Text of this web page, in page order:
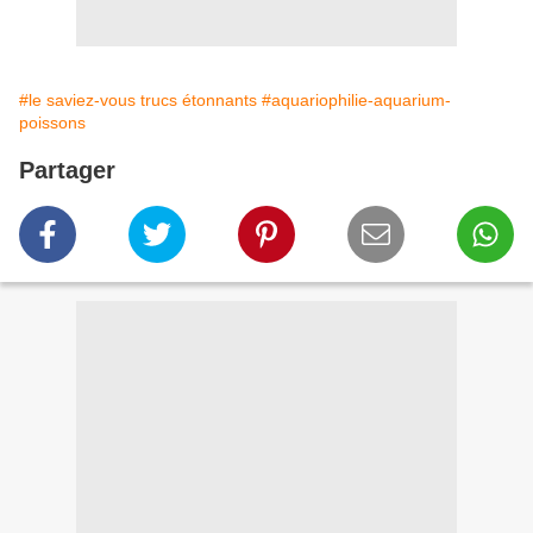
#le saviez-vous trucs étonnants #aquariophilie-aquarium-
poissons
Partager